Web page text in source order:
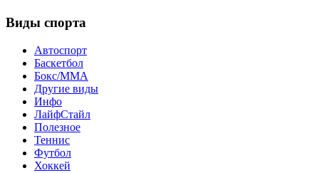
Виды спорта
Автоспорт
Баскетбол
Бокс/MMA
Другие виды
Инфо
ЛайфСтайл
Полезное
Теннис
Футбол
Хоккей